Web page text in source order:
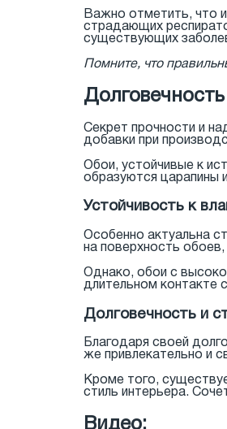
Важно отметить, что
страдающих
существующих
Помните, что
Секрет прочности и
добавки при
Обои, устойчивые к
образуются царапины
Устойчивость к
Особенно актуальна
на поверхность
Однако, обои с
длительном контакте
Долговечность и
Благодаря своей
же привлекательно и
Кроме того,
стиль интерьера.
Видео: